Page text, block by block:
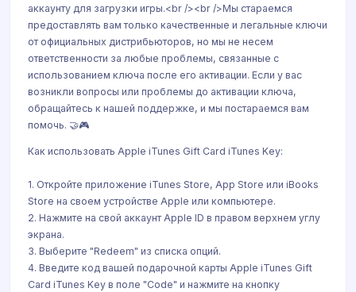
аккаунту для загрузки игры.<br /><br />Мы стараемся
предоставлять вам только качественные и легальные ключи
от официальных дистрибьюторов, но мы не несем
ответственности за любые проблемы, связанные с
использованием ключа после его активации. Если у вас
возникли вопросы или проблемы до активации ключа,
обращайтесь к нашей поддержке, и мы постараемся вам
помочь. 🤝🎮
Как использовать Apple iTunes Gift Card iTunes Key:
1. Откройте приложение iTunes Store, App Store или iBooks
Store на своем устройстве Apple или компьютере.
2. Нажмите на свой аккаунт Apple ID в правом верхнем углу
экрана.
3. Выберите "Redeem" из списка опций.
4. Введите код вашей подарочной карты Apple iTunes Gift
Card iTunes Key в поле "Code" и нажмите на кнопку